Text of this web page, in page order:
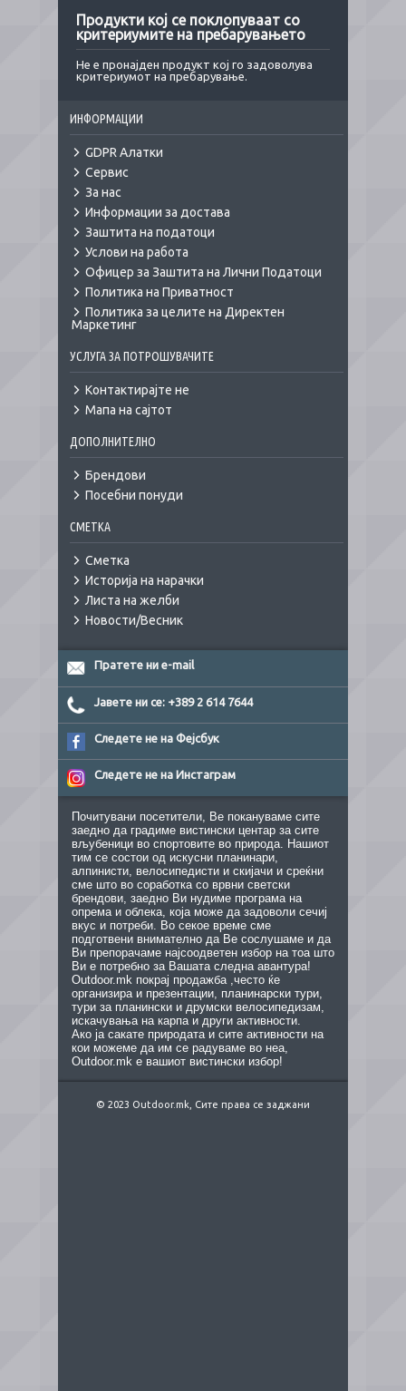
Продукти кој се поклопуваат со
критериумите на пребарувањето
Не е пронајден продукт кој го задоволува
критериумот на пребарување.
ИНФОРМАЦИИ
GDPR Алатки
Сервис
За нас
Информации за достава
Заштита на податоци
Услови на работа
Офицер за Заштита на Лични Податоци
Политика на Приватност
Политика за целите на Директен
Маркетинг
УСЛУГА ЗА ПОТРОШУВАЧИТЕ
Контактирајте не
Мапа на сајтот
ДОПОЛНИТЕЛНО
Брендови
Посебни понуди
СМЕТКА
Сметка
Историја на нарачки
Листа на желби
Новости/Весник
Пратете ни e-mail
Јавете ни се: +389 2 614 7644
Следете не на Фејсбук
Следете не на Инстаграм
Почитувани посетители, Ве покануваме сите
заедно да градиме вистински центар за сите
вљубеници во спортовите во природа. Нашиот
тим се состои од искусни планинари,
алпинисти, велосипедисти и скијачи и среќни
сме што во соработка со врвни светски
брендови, заедно Ви нудиме програма на
опрема и облека, која може да задоволи сечиј
вкус и потреби. Во секое време сме
подготвени внимателно да Ве сослушаме и да
Ви препорачаме најсоодветен избор на тоа што
Ви е потребно за Вашата следна авантура!
Outdoor.mk покрај продажба ,често ќе
организира и презентации, планинарски тури,
тури за планински и друмски велосипедизам,
искачувања на карпа и други активности.
Ако ја сакате природата и сите активности на
кои можеме да им се радуваме во неа,
Outdoor.mk е вашиот вистински избор!
© 2023 Outdoor.mk, Сите права се заджани